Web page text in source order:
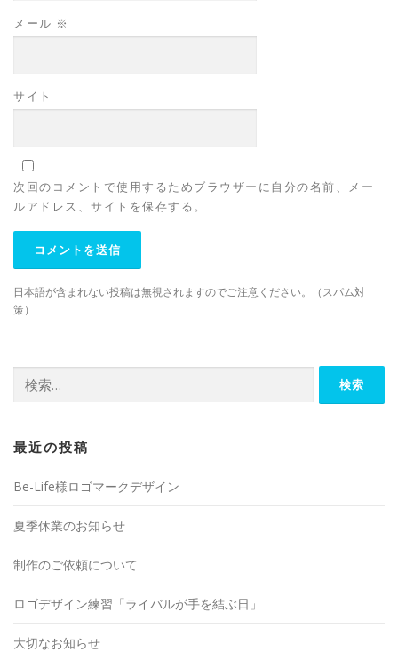
メール ※
サイト
次回のコメントで使用するためブラウザーに自分の名前、メー
ルアドレス、サイトを保存する。
日本語が含まれない投稿は無視されますのでご注意ください。（スパム対
策）
索:
最近の投稿
Be-Life様ロゴマークデザイン
夏季休業のお知らせ
制作のご依頼について
ロゴデザイン練習「ライバルが手を結ぶ日」
大切なお知らせ